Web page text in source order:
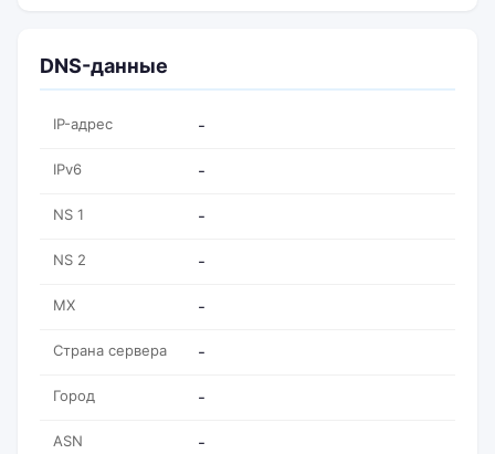
DNS-данные
IP-адрес -
IPv6 -
NS 1 -
NS 2 -
MX -
Страна сервера -
Город -
ASN -